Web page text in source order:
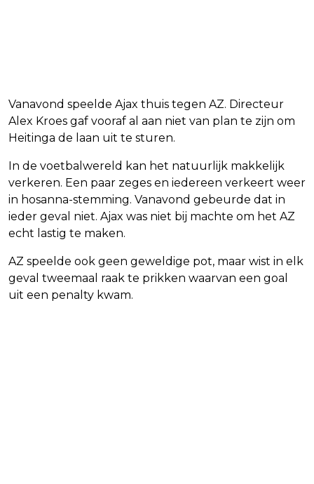
Vanavond speelde Ajax thuis tegen AZ. Directeur
Alex Kroes gaf vooraf al aan niet van plan te zijn om
Heitinga de laan uit te sturen.
In de voetbalwereld kan het natuurlijk makkelijk
verkeren. Een paar zeges en iedereen verkeert weer
in hosanna-stemming. Vanavond gebeurde dat in
ieder geval niet. Ajax was niet bij machte om het AZ
echt lastig te maken.
AZ speelde ook geen geweldige pot, maar wist in elk
geval tweemaal raak te prikken waarvan een goal
uit een penalty kwam.